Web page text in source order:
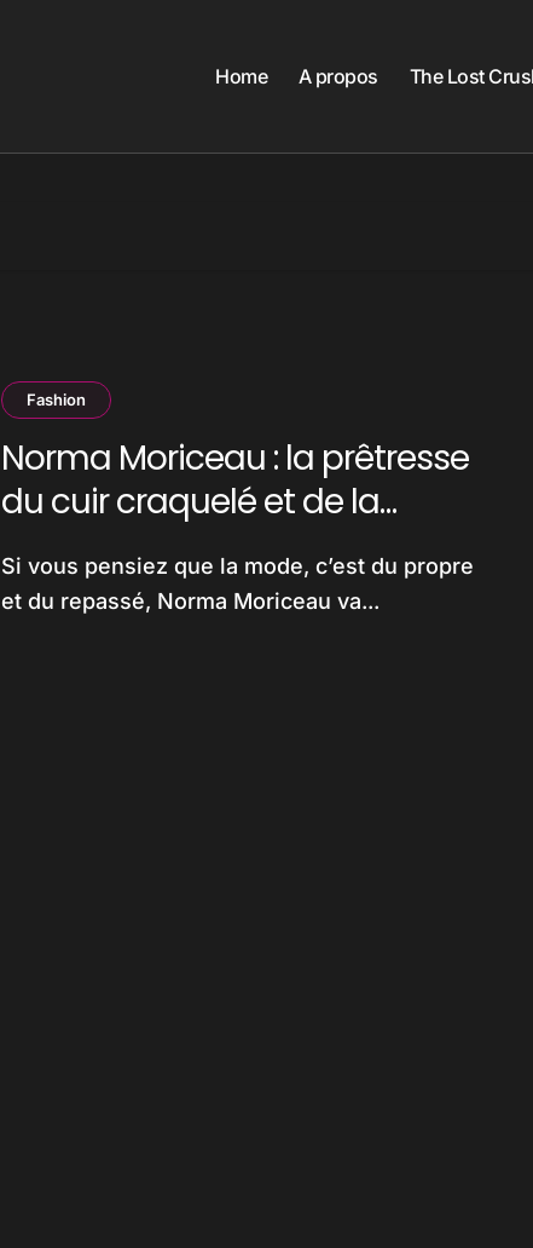
Home A propos The Lost
Fashion
Norma Moriceau : la prêtresse
du cuir craquelé et de la
rouille, ou comment Mad Max
a mis le feu au style post-apo
Si vous pensiez que la mode, c’est du propre
et du repassé, Norma Moriceau va...